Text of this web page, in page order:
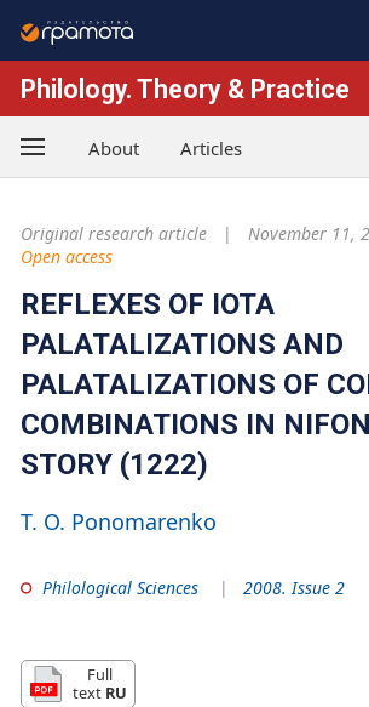
Philology. Theory & Practice
About Articles
Original research article
November 11,
Open access
REFLEXES OF IOTA
PALATALIZATIONS AND
PALATALIZATIONS OF
COMBINATIONS IN
STORY (1222)
T. O. Ponomarenko
Philological Sciences 2008. Issue 2
Full
text RU